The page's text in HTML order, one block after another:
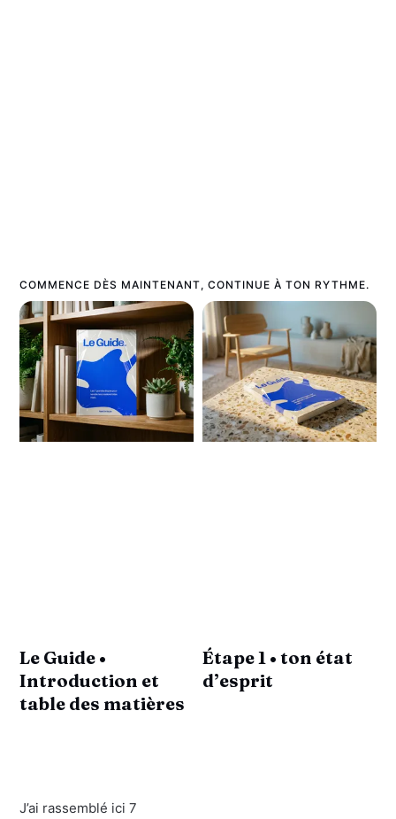
COMMENCE DÈS MAINTENANT, CONTINUE À TON RYTHME.
Le Guide •
Introduction et
table des matières
J’ai rassemblé ici 7
Étape 1 • ton état
d’esprit